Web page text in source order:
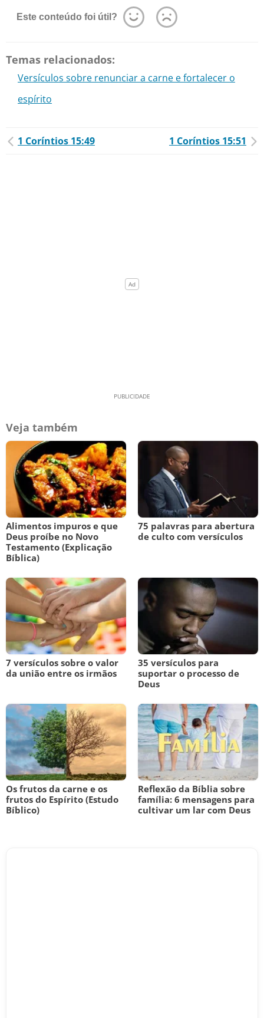
Este conteúdo foi útil?
Temas relacionados:
Versículos sobre renunciar a carne e fortalecer o
espírito
1 Coríntios 15:49 1 Coríntios 15:51
Veja também
Alimentos impuros e que
Deus proíbe no Novo
Testamento (Explicação
Bíblica)
75 palavras para abertura
de culto com versículos
7 versículos sobre o valor
da união entre os irmãos
35 versículos para
suportar o processo de
Deus
Os frutos da carne e os
frutos do Espírito (Estudo
Bíblico)
Reflexão da Bíblia sobre
família: 6 mensagens para
cultivar um lar com Deus